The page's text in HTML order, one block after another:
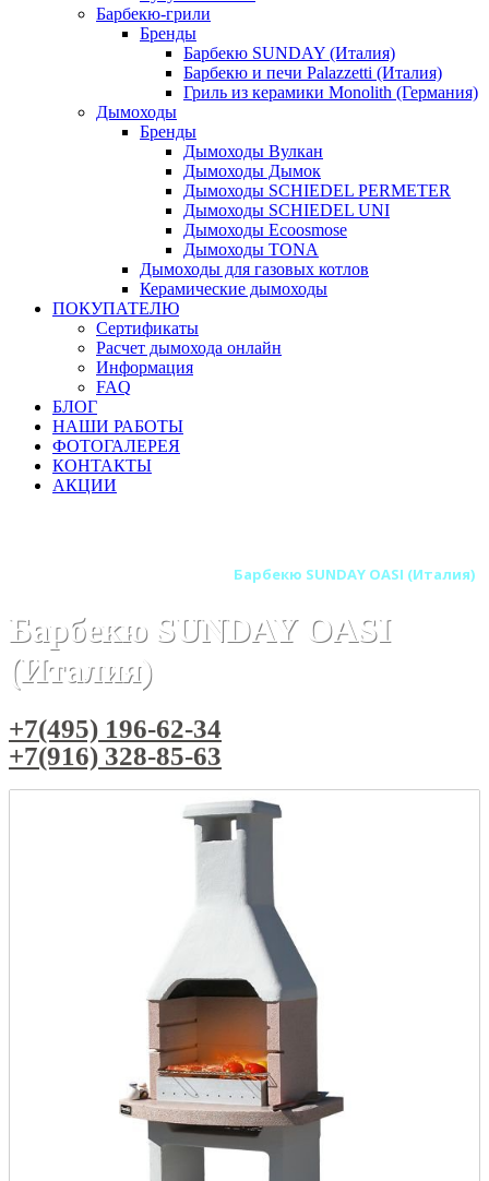
Барбекю-грили
Бренды
Барбекю SUNDAY (Италия)
Барбекю и печи Palazzetti (Италия)
Гриль из керамики Monolith (Германия)
Дымоходы
Бренды
Дымоходы Вулкан
Дымоходы Дымок
Дымоходы SCHIEDEL PERMETER
Дымоходы SCHIEDEL UNI
Дымоходы Ecoosmose
Дымоходы TONA
Дымоходы для газовых котлов
Керамические дымоходы
ПОКУПАТЕЛЮ
Сертификаты
Расчет дымохода онлайн
Информация
FAQ
БЛОГ
НАШИ РАБОТЫ
ФОТОГАЛЕРЕЯ
КОНТАКТЫ
АКЦИИ
Барбекю SUNDAY OASI (Италия)
Барбекю SUNDAY OASI
(Италия)
+7(495) 196-62-34
+7(916) 328-85-63